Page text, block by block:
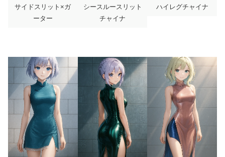
サイドスリット×ガ
ーター
シースルースリット
チャイナ
ハイレグチャイナ